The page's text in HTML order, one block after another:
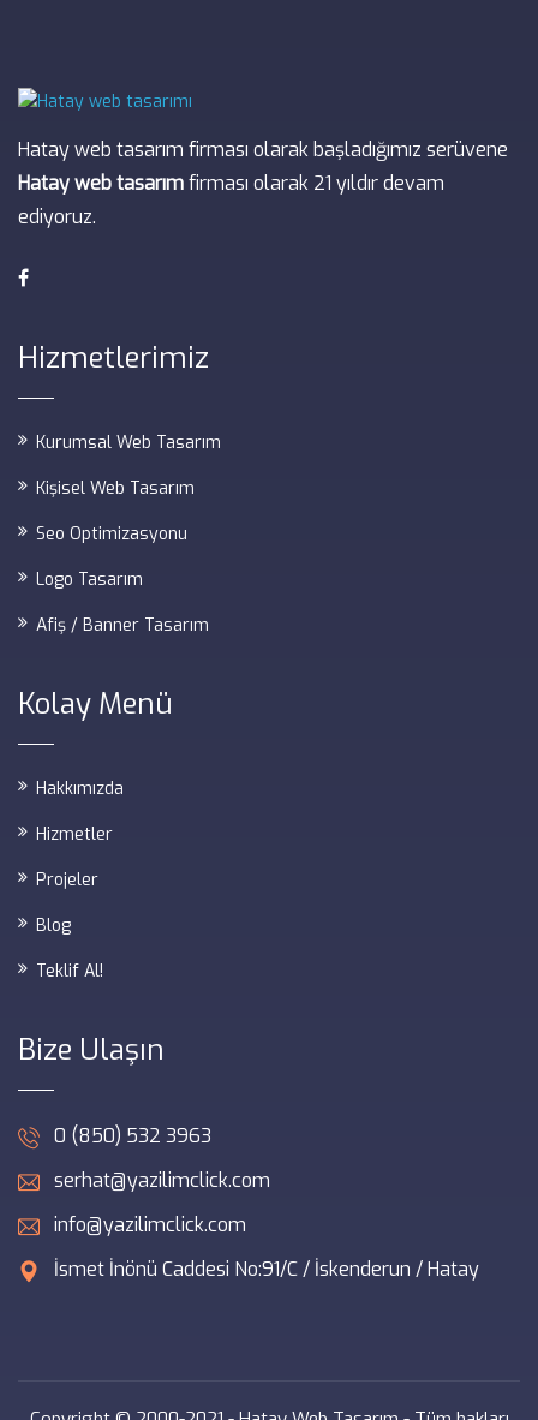
Hatay web tasarım firması olarak başladığımız serüvene
Hatay web tasarımfirması olarak 21 yıldır devam
ediyoruz.
Hizmetlerimiz
Kurumsal Web Tasarım
Kişisel Web Tasarım
Seo Optimizasyonu
Logo Tasarım
Afiş / Banner Tasarım
Kolay Menü
Hakkımızda
Hizmetler
Projeler
Blog
Teklif Al!
Bize Ulaşın
0 (850) 532 3963
serhat@yazilimclick.com
info@yazilimclick.com
İsmet İnönü Caddesi No:91/C / İskenderun / Hatay